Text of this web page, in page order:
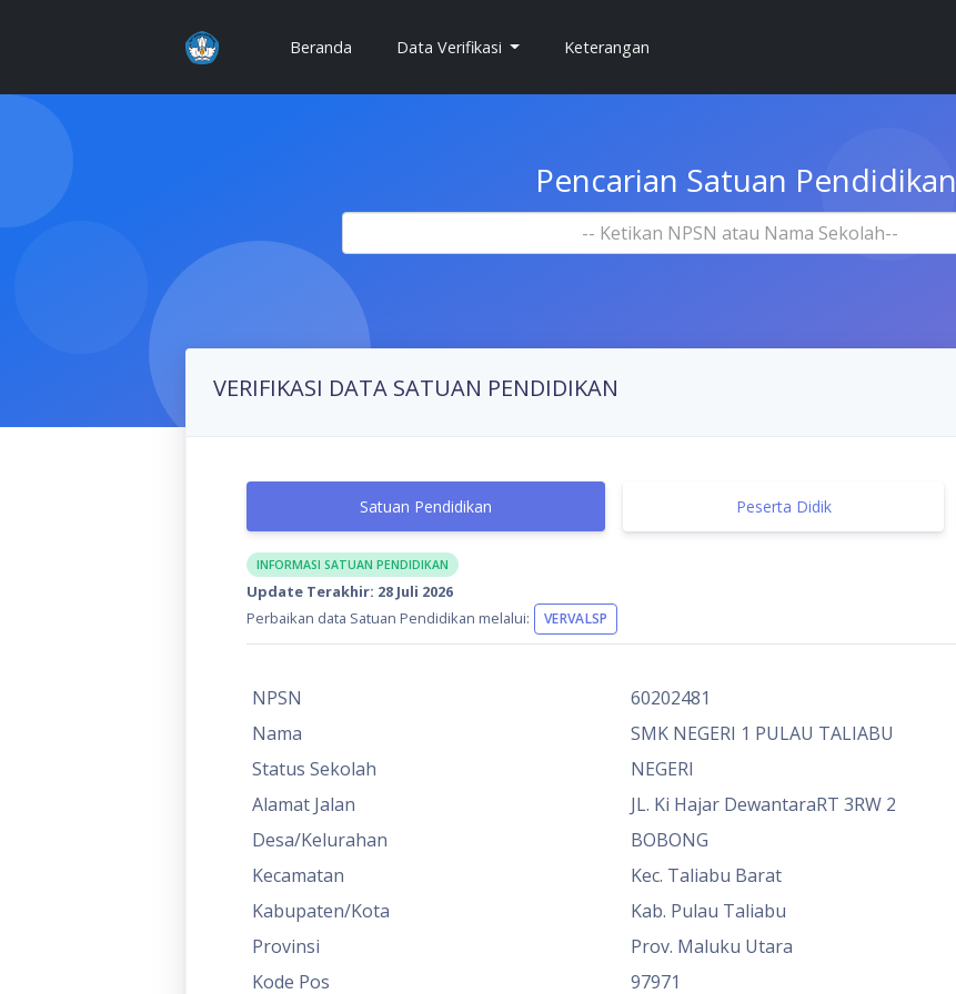
Beranda(current)Data Verifikasi Keterangan
Pencarian Satuan Pendidikan
-- Ketikan NPSN atau Nama Sekolah--
VERIFIKASI DATA SATUAN PENDIDIKAN
Satuan Pendidikan Peserta Didik
INFORMASI SATUAN PENDIDIKAN
Update Terakhir: 28 Juli 2026
Perbaikan data Satuan Pendidikan melalui:
VERVALSP
NPSN
60202481
Nama
SMK NEGERI 1 PULAU TALIABU
Status Sekolah
NEGERI
Alamat Jalan
JL. Ki Hajar DewantaraRT 3RW 2
Desa/Kelurahan
BOBONG
Kecamatan
Kec. Taliabu Barat
Kabupaten/Kota
Kab. Pulau Taliabu
Provinsi
Prov. Maluku Utara
Kode Pos
97971